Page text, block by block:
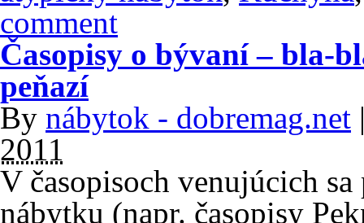
comment
Časopisy o bývaní – bla-
peňazí
By nábytok - dobremag.net
2011
V časopisoch venujúcich
nábytku (napr. časopisy